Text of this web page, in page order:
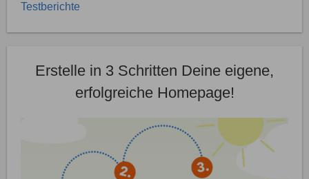
Testberichte
Erstelle in 3 Schritten Deine eigene,
erfolgreiche Homepage!